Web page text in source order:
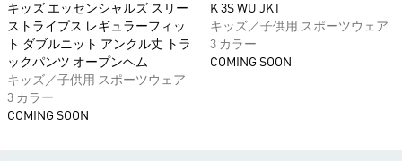
キッズ エッセンシャルズ スリー
ストライプス レギュラーフィッ
ト ダブルニット アンクル丈 トラ
ックパンツ オープンヘム
キッズ／子供用 スポーツウェア
3 カラー
COMING SOON
K 3S WU JKT
キッズ／子供用 スポーツウェア
3 カラー
COMING SOON